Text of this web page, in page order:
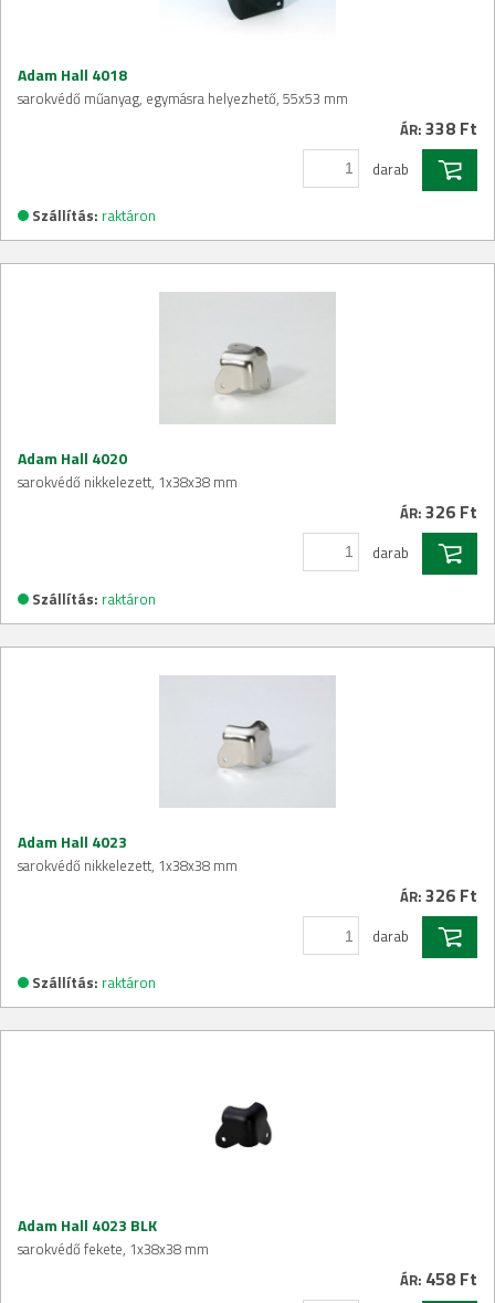
Adam Hall 4018
sarokvédő műanyag, egymásra helyezhető, 55x53 mm
ÁR: 338 Ft
darab
Szállítás: raktáron
Adam Hall 4020
sarokvédő nikkelezett, 1x38x38 mm
ÁR: 326 Ft
darab
Szállítás: raktáron
Adam Hall 4023
sarokvédő nikkelezett, 1x38x38 mm
ÁR: 326 Ft
darab
Szállítás: raktáron
Adam Hall 4023 BLK
sarokvédő fekete, 1x38x38 mm
ÁR: 458 Ft